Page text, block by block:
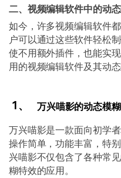
二、视频编辑软件中的动
如今，许多视频编辑软件
户可以通过这些软件轻松
使不用额外插件，也能实
用的视频编辑软件及其动
1、 万兴喵影的动态模
万兴喵影是一款面向初学
操作简单，功能丰富，特
兴喵影不仅包含了各种常
糊特效的应用。